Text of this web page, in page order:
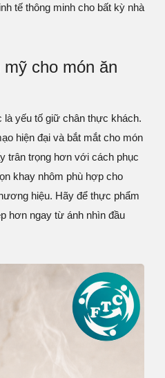
tế thông minh cho bất kỳ nhà
cho món ăn
yếu tố giữ chân thực khách.
hiện đại và bắt mắt cho món
trân trọng hơn với cách phục
khay nhôm phù hợp cho
hiệu. Hãy để thực phẩm
hơn ngay từ ánh nhìn đầu